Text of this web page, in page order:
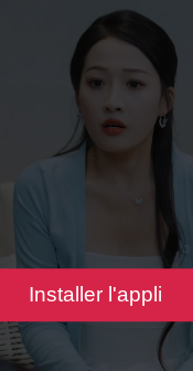
Installer l'appli